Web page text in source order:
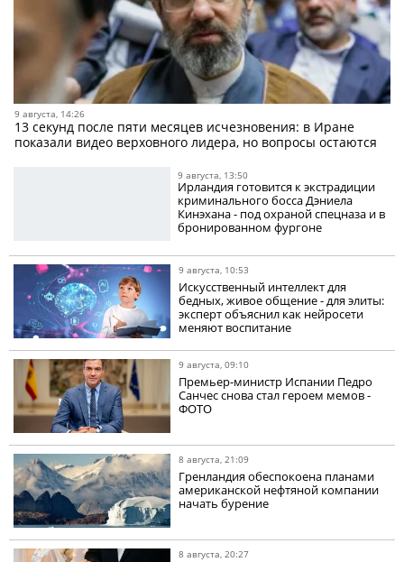
9 августа, 14:26
13 секунд после пяти месяцев исчезновения: в Иране
показали видео верховного лидера, но вопросы остаются
9 августа, 13:50
Ирландия готовится к экстрадиции
криминального босса Дэниела
Кинэхана - под охраной спецназа и в
бронированном фургоне
9 августа, 10:53
Искусственный интеллект для
бедных, живое общение - для элиты:
эксперт объяснил как нейросети
меняют воспитание
9 августа, 09:10
Премьер-министр Испании Педро
Санчес снова стал героем мемов -
ФОТО
8 августа, 21:09
Гренландия обеспокоена планами
американской нефтяной компании
начать бурение
8 августа, 20:27